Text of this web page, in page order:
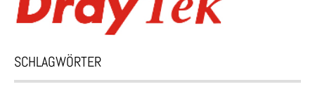
SCHLAGWÖRTER